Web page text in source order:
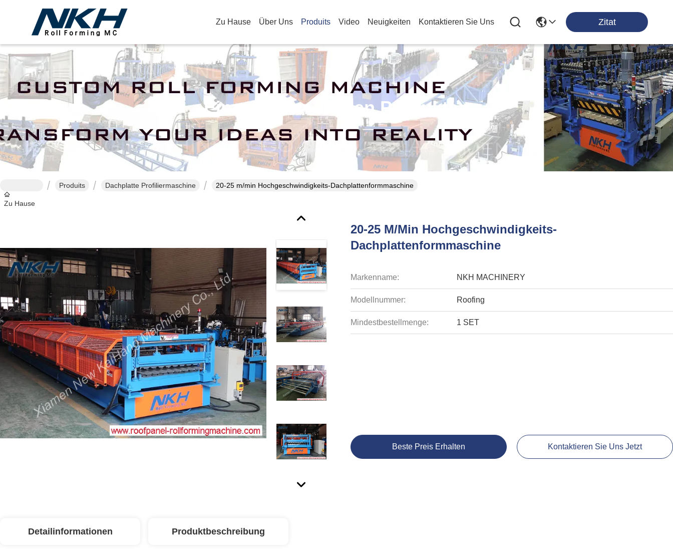
Zu Hause Über Uns Produits Video Neuigkeiten Kontaktieren Sie Uns Zitat
Einzelheiten Zu Den Produkten
Zu Hause
Produits Dachplatte Profiliermaschine 20-25 m/min Hochgeschwindigkeits-Dachplattenformmaschine
20-25 M/min Hochgeschwindigkeits-
Dachplattenformmaschine
Markenname: NKH MACHINERY
Modellnummer: Roofing
Mindestbestellmenge: 1 SET
Beste Preis Erhalten Kontaktieren Sie Uns Jetzt
Detailinformationen Produktbeschreibung